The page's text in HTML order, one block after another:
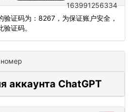
163991256334
验证码为：8267，为保证账户安全，
证码。
аккаунта ChatGPT